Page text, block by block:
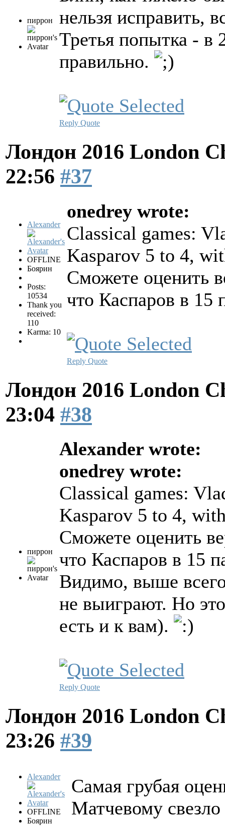
пиррон
нельзя исправить,
Третья попытка - в
правильно.
Reply Quote
Лондон 2016 London
22:56 #37
Alexander
OFFLINE
Боярин
Posts:
10534
Thank you
received:
110
Karma: 10
onedrey wrote:
Classical games:
Kasparov 5 to 4,
Сможете оценить
что Каспаров в 15
Reply Quote
Лондон 2016 London
23:04 #38
пиррон
Alexander wrote:
onedrey wrote:
Classical games:
Kasparov 5 to 4,
Сможете оценить
что Каспаров в 15
Видимо, выше всего
не выиграют. Но
есть и к вам).
Reply Quote
Лондон 2016 London
23:26 #39
Alexander
OFFLINE
Боярин
Самая грубая
Матчевому